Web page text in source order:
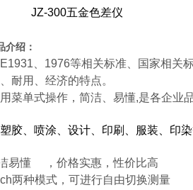
JZ-300五金色差仪
介绍：
1976等相关标准、国家相关
耐用、经济的特点。
菜单式操作，简洁、易懂,是各企业
胶、喷涂、设计、印刷、服装、印
易懂 ，价格实惠，性价比高
两种模式，可进行自由切换测量